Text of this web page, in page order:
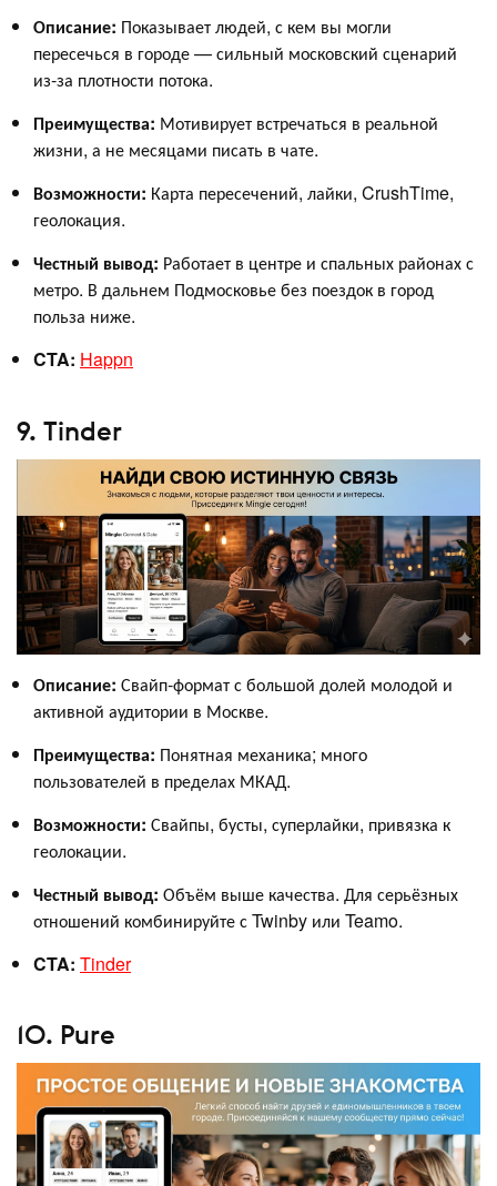
Описание: Показывает людей, с кем вы могли
пересечься в городе — сильный московский сценарий
из‑за плотности потока.
Преимущества: Мотивирует встречаться в реальной
жизни, а не месяцами писать в чате.
Возможности: Карта пересечений, лайки, CrushTime,
геолокация.
Честный вывод: Работает в центре и спальных районах с
метро. В дальнем Подмосковье без поездок в город
польза ниже.
CTA: Happn
9. Tinder
Описание: Свайп‑формат с большой долей молодой и
активной аудитории в Москве.
Преимущества: Понятная механика; много
пользователей в пределах МКАД.
Возможности: Свайпы, бусты, суперлайки, привязка к
геолокации.
Честный вывод: Объём выше качества. Для серьёзных
отношений комбинируйте с Twinby или Teamo.
CTA: Tinder
10. Pure